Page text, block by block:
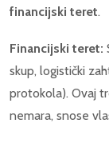
financijski teret.
Financijski teret:
skup, logistički
protokola). Ovaj
nemara, snose